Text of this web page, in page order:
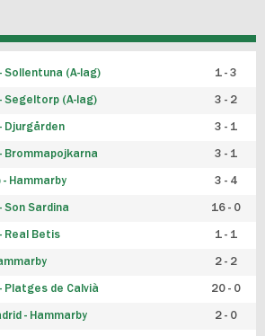
Sollentuna (A-lag) 1 - 3
Segeltorp (A-lag) 3 - 2
Djurgården 3 - 1
Brommapojkarna 3 - 1
- Hammarby 3 - 4
Son Sardina 16 - 0
Real Betis 1 - 1
2 - 2
Platges de Calvià 20 - 0
- Hammarby 2 - 0